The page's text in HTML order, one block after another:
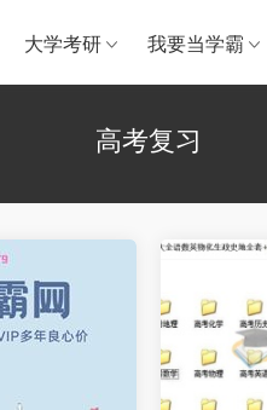
大学考研 我要当学霸
高考复习